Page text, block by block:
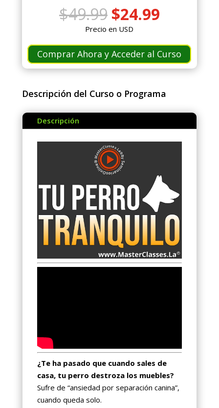
$49.99 El
precio
original
era:
$49.99.
$24.99El
es:
$24.99.
Precio en USD
Comprar Ahora y Acceder al Curso
Descripción del Curso o Programa
Descripción
¿Te ha pasado que cuando sales de
casa, tu perro destroza los muebles?
Sufre de “ansiedad por separación canina”,
cuando queda solo.